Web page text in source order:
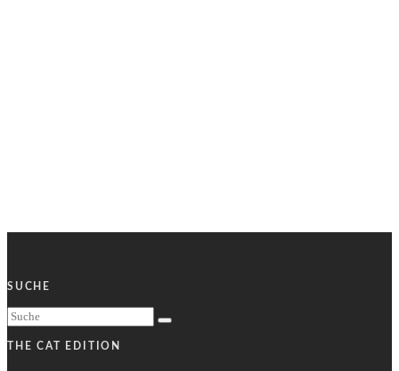
SUCHE
THE CAT EDITION